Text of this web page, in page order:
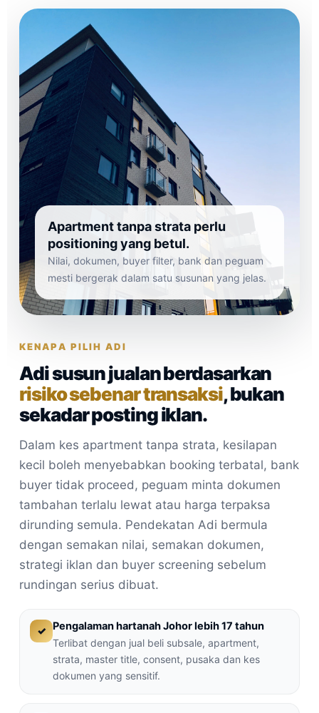
Apartment tanpa strata perlu
positioning yang betul.
Nilai, dokumen, buyer filter, bank dan peguam
mesti bergerak dalam satu susunan yang jelas.
KENAPA PILIH ADI
Adi susun jualan berdasarkan
risiko sebenar transaksi, bukan
sekadar posting iklan.
Dalam kes apartment tanpa strata, kesilapan
kecil boleh menyebabkan booking terbatal, bank
buyer tidak proceed, peguam minta dokumen
tambahan terlalu lewat atau harga terpaksa
dirunding semula. Pendekatan Adi bermula
dengan semakan nilai, semakan dokumen,
strategi iklan dan buyer screening sebelum
rundingan serius dibuat.
✓ Pengalaman hartanah Johor lebih 17 tahun
Terlibat dengan jual beli subsale, apartment,
strata, master title, consent, pusaka dan kes
dokumen yang sensitif.